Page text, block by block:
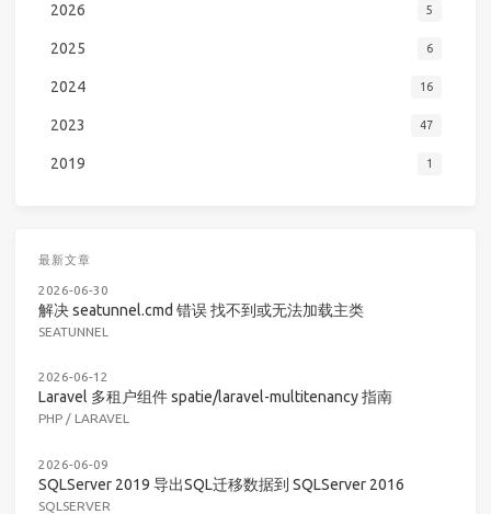
2026 5
2025 6
2024 16
2023 47
2019 1
最新文章
2026-06-30
解决 seatunnel.cmd 错误 找不到或无法加载主类
SEATUNNEL
2026-06-12
Laravel 多租户组件 spatie/laravel-multitenancy 指南
PHP / LARAVEL
2026-06-09
SQLServer 2019 导出SQL迁移数据到 SQLServer 2016
SQLSERVER